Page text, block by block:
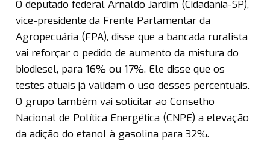
O deputado federal Arnaldo Jardim (Cidadania-SP),
vice-presidente da Frente Parlamentar da
Agropecuária (FPA), disse que a bancada ruralista
vai reforçar o pedido de aumento da mistura do
biodiesel, para 16% ou 17%. Ele disse que os
testes atuais já validam o uso desses percentuais.
O grupo também vai solicitar ao Conselho
Nacional de Política Energética (CNPE) a elevação
da adição do etanol à gasolina para 32%.